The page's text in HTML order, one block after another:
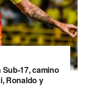
17, camino
Ronaldo y